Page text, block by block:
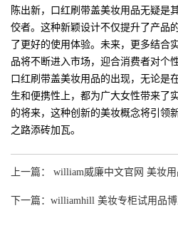
陈出新，口红刷带盖美妆用品无疑是
佼者。这种新颖设计不仅提升了产品
了更好的使用体验。未来，更多结合
品将不断进入市场，迎合消费者对个
口红刷带盖美妆用品的出现，无论是
生和便携性上，都为广大女性带来了
的将来，这种创新的美妆概念将引领
之路添砖加瓦。
上一篇： william威廉中文官网 美妆
下一篇：williamhill 美妆专柜试用品